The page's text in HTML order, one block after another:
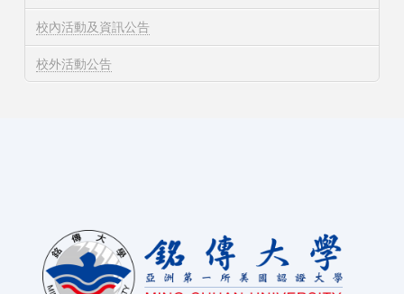
校內活動及資訊公告
校外活動公告